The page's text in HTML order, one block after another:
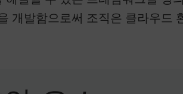
개발함으로써 조직은 클라우드